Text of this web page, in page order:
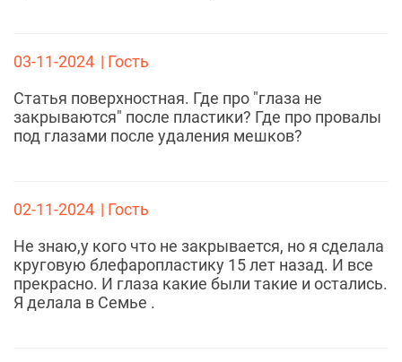
03-11-2024 | Гость
Статья поверхностная. Где про "глаза не
закрываются" после пластики? Где про провалы
под глазами после удаления мешков?
02-11-2024 | Гость
Не знаю,у кого что не закрывается, но я сделала
круговую блефаропластику 15 лет назад. И все
прекрасно. И глаза какие были такие и остались.
Я делала в Семье .